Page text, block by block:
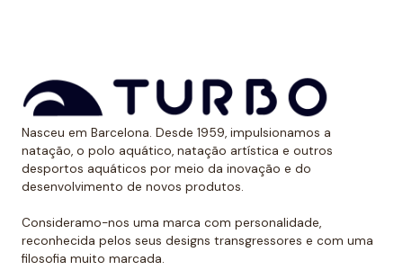
muito tempo sem sofrer desgaste.
Uso recomendado de calção para
polo aquático
Da Turbo recomendamos usar o calção para praticar
polo aquático ou treinar natação. Como se encaixa
perfeitamente no corpo, dificulta que o jogador de
polo aquático seja agarrado pelos rivais, algo de vital
importância. Além disso, nossos calções não arrastam
Nasceu em Barcelona. Desde 1959, impulsionamos a
natação, o polo aquático, natação artística e outros
desportos aquáticos por meio da inovação e do
desenvolvimento de novos produtos.
Consideramo-nos uma marca com personalidade,
reconhecida pelos seus designs transgressores e com uma
filosofia muito marcada.